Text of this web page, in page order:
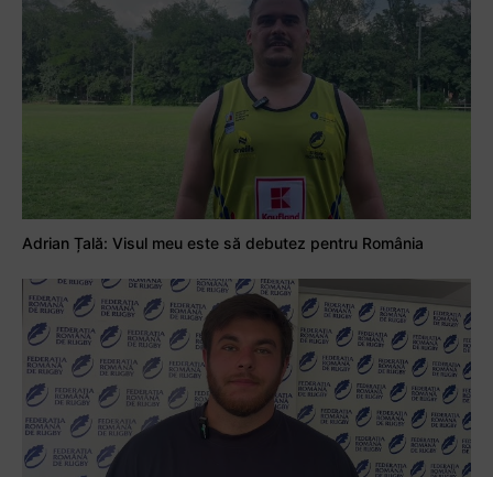
Adrian Țală: Visul meu este să debutez pentru România